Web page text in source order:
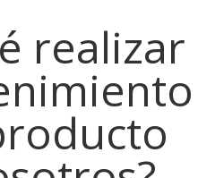
realizar